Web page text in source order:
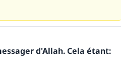
d'Allah. Cela étant: